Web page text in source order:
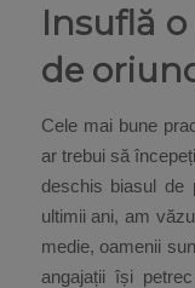
Insuflă
de
Cele mai bune
ar trebui să
deschis biasul de
ultimii ani, am
medie, oamenii
angajații își